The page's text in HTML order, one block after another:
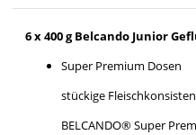
6 x 400 g Belcando Junior
Super Premium Dosen
stückige
BELCANDO® Super